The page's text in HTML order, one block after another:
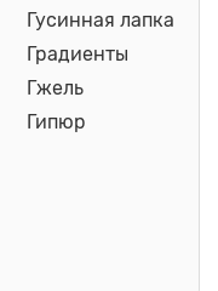
Гусинная лапка
Градиенты
Гжель
Гипюр